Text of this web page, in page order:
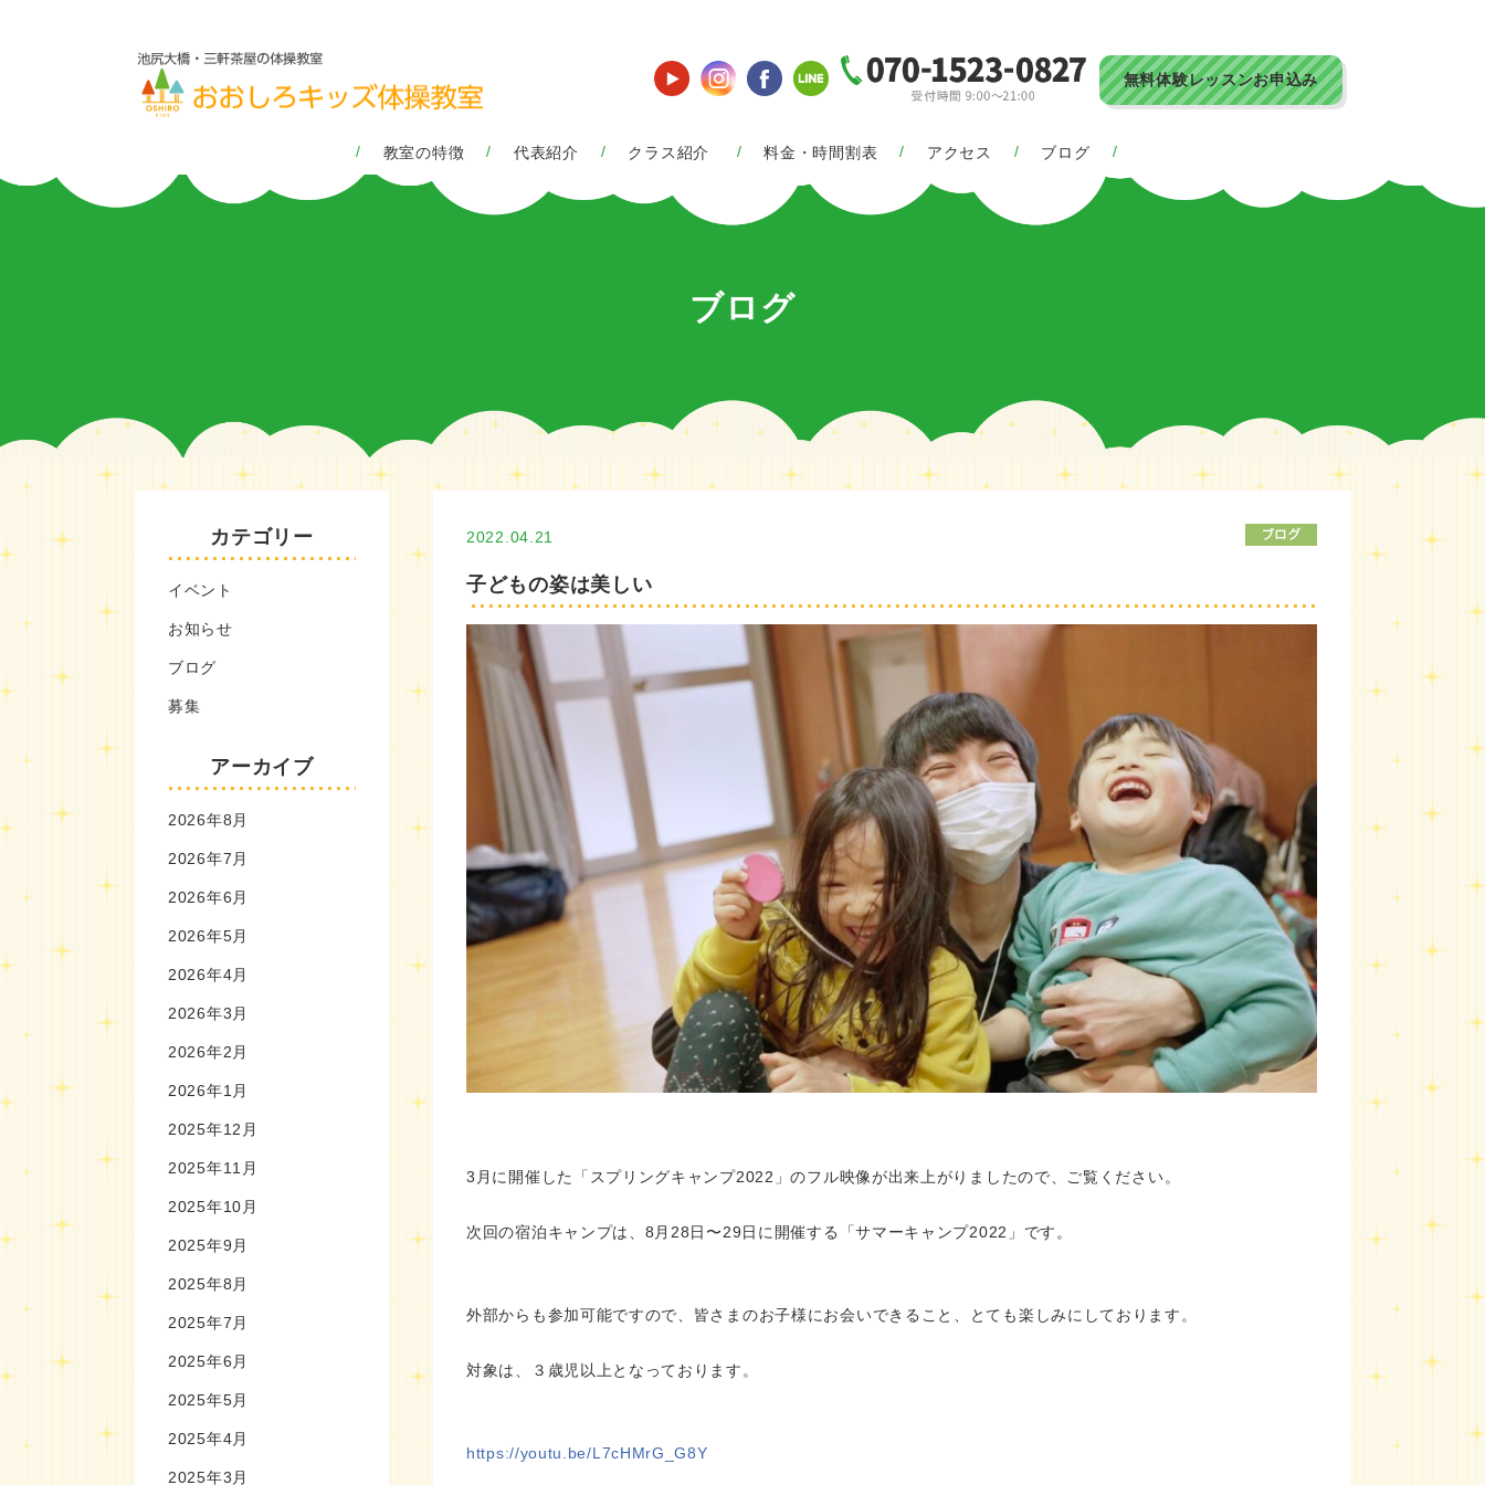
無料体験レッスンお申込み
教室の特徴 代表紹介 クラス紹介 料金・時間割表 アクセス ブログ
ブログ
カテゴリー
イベント
お知らせ
ブログ
募集
アーカイブ
2026年8月
2026年7月
2026年6月
2026年5月
2026年4月
2026年3月
2026年2月
2026年1月
2025年12月
2025年11月
2025年10月
2025年9月
2025年8月
2025年7月
2025年6月
2025年5月
2025年4月
2025年3月
2022.04.21
子どもの姿は美しい
3月に開催した「スプリングキャンプ2022」のフル映像が出来上がりましたので、ご覧ください。
次回の宿泊キャンプは、8月28日〜29日に開催する「サマーキャンプ2022」です。
外部からも参加可能ですので、皆さまのお子様にお会いできること、とても楽しみにしております。
対象は、３歳児以上となっております。
https://youtu.be/L7cHMrG_G8Y